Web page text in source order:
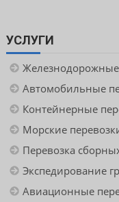
УСЛУГИ
Железнодорожные
Автомобильные
Контейнерные
Морские
Перевозка
Экспедирование
Авиационные